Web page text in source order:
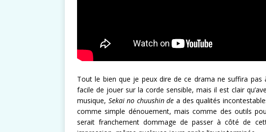
Tout le bien que je peux dire de ce drama ne suffira pas
facile de jouer sur la corde sensible, mais il est clair
musique, Sekai no chuushin de a des qualités
comme simple dénouement, mais comme des outils
serait franchement dommage de passer à côté de